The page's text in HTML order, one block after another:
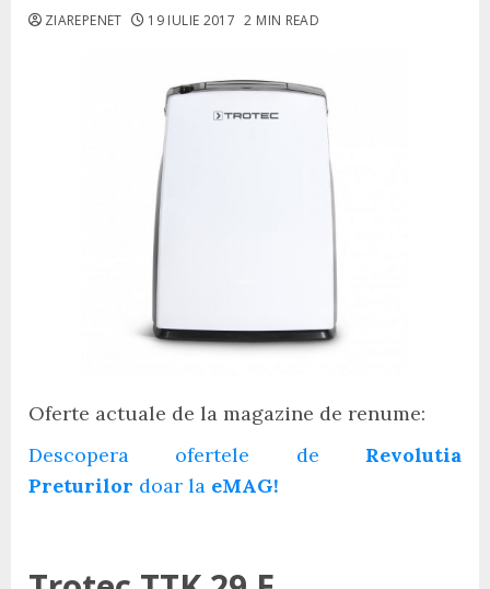
ZIAREPENET 19 IULIE 2017 2 MIN READ
Oferte actuale de la magazine de renume:
Descopera ofertele de Revolutia
Preturilor doar la eMAG!